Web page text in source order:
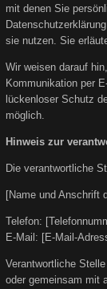
mit denen Sie
sie nutzen. Sie
Wir weisen darauf
Kommunikation per
lückenloser Schutz
möglich.
Hinweis zur
Die verantwortliche
[Name und Anschrift
Telefon:
E-Mail: [E-Mail-
Verantwortliche
oder gemeinsam mit